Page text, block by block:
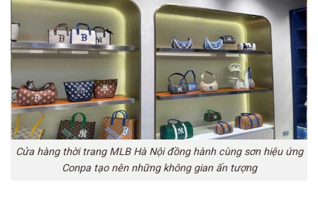
Cửa hàng thời trang MLB Hà Nội đồng hành cùng sơn hiệu ứng
Conpa tạo nên những không gian ấn tượng